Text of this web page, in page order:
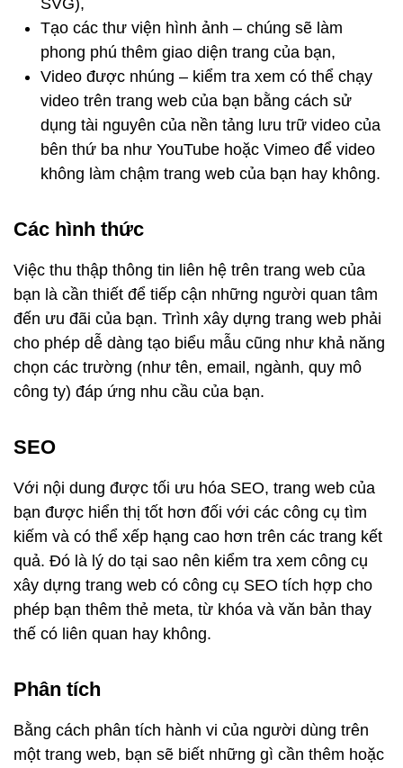
Tạo các thư viện hình ảnh – chúng sẽ làm
phong phú thêm giao diện trang của bạn,
Video được nhúng – kiểm tra xem có thể chạy
video trên trang web của bạn bằng cách sử
dụng tài nguyên của nền tảng lưu trữ video của
bên thứ ba như YouTube hoặc Vimeo để video
không làm chậm trang web của bạn hay không.
Các hình thức
Việc thu thập thông tin liên hệ trên trang web của
bạn là cần thiết để tiếp cận những người quan tâm
đến ưu đãi của bạn. Trình xây dựng trang web phải
cho phép dễ dàng tạo biểu mẫu cũng như khả năng
chọn các trường (như tên, email, ngành, quy mô
công ty) đáp ứng nhu cầu của bạn.
SEO
Với nội dung được tối ưu hóa SEO, trang web của
bạn được hiển thị tốt hơn đối với các công cụ tìm
kiếm và có thể xếp hạng cao hơn trên các trang kết
quả. Đó là lý do tại sao nên kiểm tra xem công cụ
xây dựng trang web có công cụ SEO tích hợp cho
phép bạn thêm thẻ meta, từ khóa và văn bản thay
thế có liên quan hay không.
Phân tích
Bằng cách phân tích hành vi của người dùng trên
một trang web, bạn sẽ biết những gì cần thêm hoặc